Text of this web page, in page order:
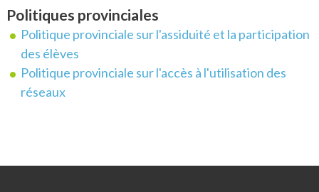
Politiques provinciales
Politique provinciale sur l'assiduité et la participation
des élèves
Politique provinciale sur l'accès à l'utilisation des
réseaux